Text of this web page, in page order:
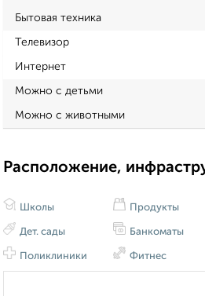
Бытовая техника
Телевизор
Интернет
Можно с детьми
Можно с животными
Расположение,
Школы
Дет. сады
Поликлиники
Продукты
Банкоматы
Фитнес